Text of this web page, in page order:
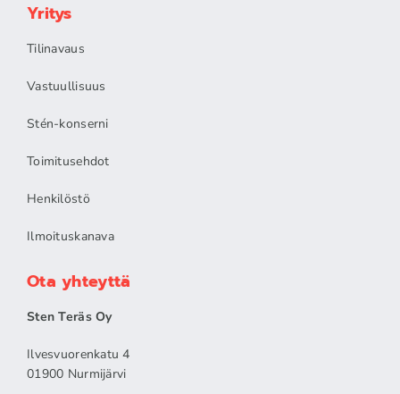
Yritys
Tilinavaus
Vastuullisuus
Stén-konserni
Toimitusehdot
Henkilöstö
Ilmoituskanava
Ota yhteyttä
Sten Teräs Oy
Ilvesvuorenkatu 4
01900 Nurmijärvi